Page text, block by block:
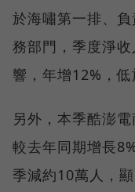
於海嘯第一排、
務部門，季度淨
響，年增12%，低
另外，本季酷澎
較去年同期增長
季減約10萬人，